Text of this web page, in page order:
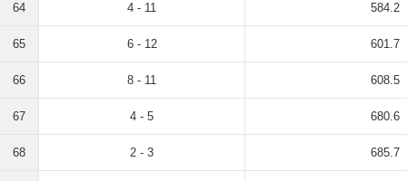
64 4 - 11 584.2
65 6 - 12 601.7
66 8 - 11 608.5
67 4 - 5 680.6
68 2 - 3 685.7